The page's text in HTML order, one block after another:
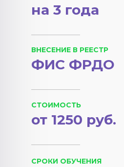
на 3 года
ВНЕСЕНИЕ В РЕЕСТР
ФИС ФРДО
СРОКИ ОБУЧЕНИЯ
СТОИМОСТЬ
от 1250 руб.